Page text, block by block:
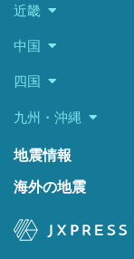
近畿
中国
四国
九州・沖縄
地震情報
海外の地震